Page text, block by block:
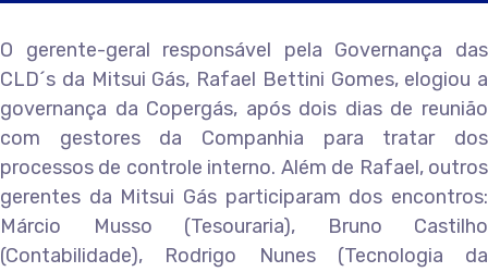
O gerente-geral responsável pela Governança das
CLD´s da Mitsui Gás, Rafael Bettini Gomes, elogiou a
governança da Copergás, após dois dias de reunião
com gestores da Companhia para tratar dos
processos de controle interno. Além de Rafael, outros
gerentes da Mitsui Gás participaram dos encontros:
Márcio Musso (Tesouraria), Bruno Castilho
(Contabilidade), Rodrigo Nunes (Tecnologia da